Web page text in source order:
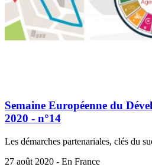
Semaine Européenne du
2020 - n°14
Les démarches partenariales, clés du
27 août 2020 - En France